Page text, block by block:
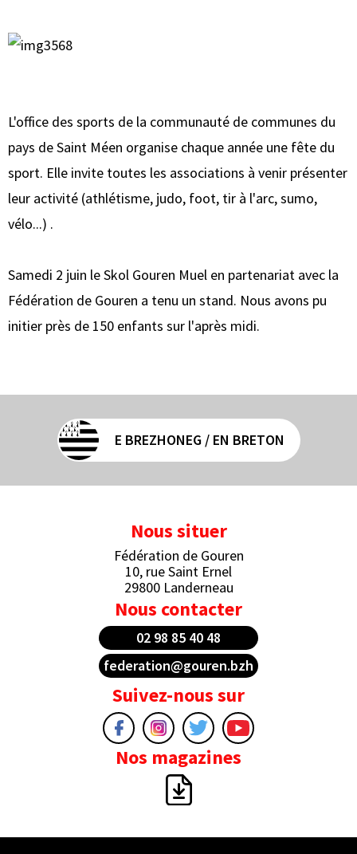
L'office des sports de la communauté de communes du
pays de Saint Méen organise chaque année une fête du
sport. Elle invite toutes les associations à venir présenter
leur activité (athlétisme, judo, foot, tir à l'arc, sumo,
vélo...) .
Samedi 2 juin le Skol Gouren Muel en partenariat avec la
Fédération de Gouren a tenu un stand. Nous avons pu
initier près de 150 enfants sur l'après midi.
E BREZHONEG / EN BRETON
Nous situer
Fédération de Gouren
10, rue Saint Ernel
29800 Landerneau
Nous contacter
02 98 85 40 48
federation@gouren.bzh
Suivez-nous sur
Nos magazines